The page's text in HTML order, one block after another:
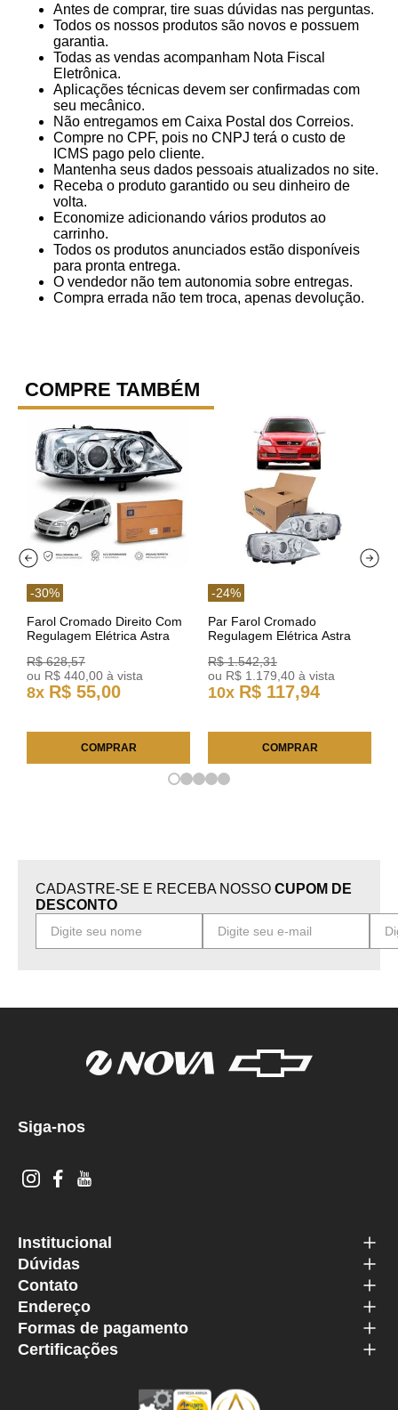
Antes de comprar, tire suas dúvidas nas perguntas.
Todos os nossos produtos são novos e possuem
garantia.
Todas as vendas acompanham Nota Fiscal
Eletrônica.
Aplicações técnicas devem ser confirmadas com
seu mecânico.
Não entregamos em Caixa Postal dos Correios.
Compre no CPF, pois no CNPJ terá o custo de
ICMS pago pelo cliente.
Mantenha seus dados pessoais atualizados no site.
Receba o produto garantido ou seu dinheiro de
volta.
Economize adicionando vários produtos ao
carrinho.
Todos os produtos anunciados estão disponíveis
para pronta entrega.
O vendedor não tem autonomia sobre entregas.
Compra errada não tem troca, apenas devolução.
COMPRE TAMBÉM
-30%
Farol Cromado Direito Com
Regulagem Elétrica Astra
R$ 628,57
ou R$ 440 00 à vista
8x R$ 55,00
COMPRAR
-24%
Par Farol Cromado
Regulagem Elétrica Astra
R$ 1.542,31
ou R$ 1 179 40 à vista
10x R$ 117,94
COMPRAR
CADASTRE-SE E RECEBA NOSSO CUPOM DE
DESCONTO
Siga-nos
Institucional
Dúvidas
Contato
Endereço
Formas de pagamento
Certificações